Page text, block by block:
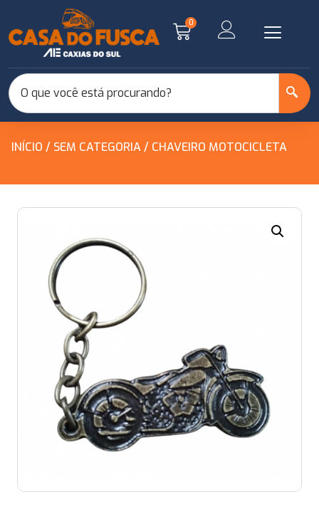
0
INÍCIO / SEM CATEGORIA/ CHAVEIRO MOTOCICLETA